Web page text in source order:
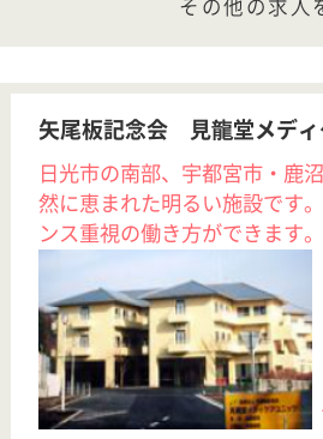
簡単30秒登録
保有資格を選択してくださ
い
保有資格 必須